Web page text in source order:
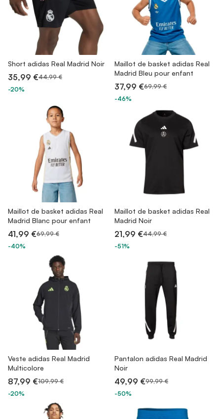
Short adidas Real Madrid Noir
35,99 €44,99 €
-20%
Maillot de basket adidas Real
Madrid Bleu pour enfant
37,99 €69,99 €
-46%
Maillot de basket adidas Real
Madrid Blanc pour enfant
41,99 €69,99 €
-40%
Maillot de basket adidas Real
Madrid Noir
21,99 €44,99 €
-51%
Veste adidas Real Madrid
Multicolore
87,99 €109,99 €
-20%
Pantalon adidas Real Madrid
Noir
49,99 €99,99 €
-50%